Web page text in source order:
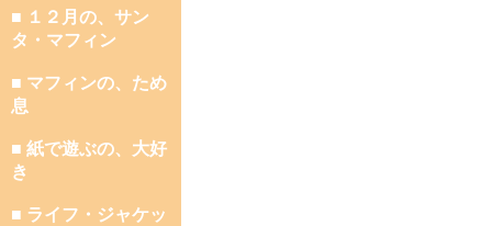
■ １２月の、サン
タ・マフィン
■ マフィンの、ため
息
■ 紙で遊ぶの、大好
き
■ ライフ・ジャケッ